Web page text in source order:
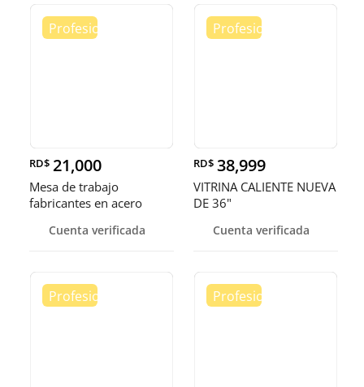
RD$ 21,000
Mesa de trabajo
fabricantes en acero
Cuenta verificada
RD$ 38,999
VITRINA CALIENTE NUEVA
DE 36"
Cuenta verificada